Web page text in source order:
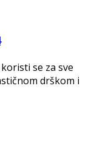
se za sve
drškom i